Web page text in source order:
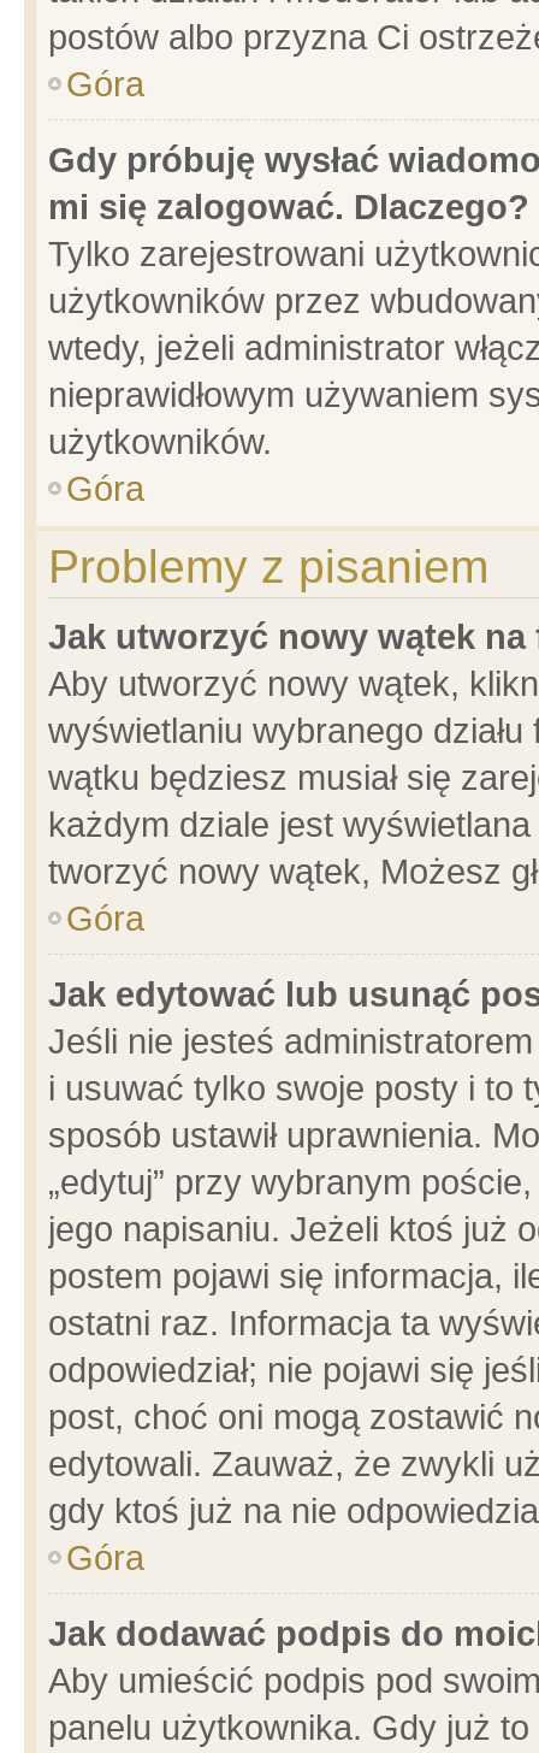
postów albo przyzna Ci
Góra
Gdy próbuję wysłać
mi się zalogować. Dlaczego?
Tylko zarejestrowani
użytkowników przez
wtedy, jeżeli administrator
nieprawidłowym używaniem
użytkowników.
Góra
Problemy z pisaniem
Jak utworzyć nowy wątek na
Aby utworzyć nowy wątek,
wyświetlaniu wybranego
wątku będziesz musiał się
każdym dziale jest
tworzyć nowy wątek, Możesz
Góra
Jak edytować lub usunąć
Jeśli nie jesteś
i usuwać tylko swoje posty i to
sposób ustawił uprawnienia.
„edytuj” przy wybranym
jego napisaniu. Jeżeli ktoś już
postem pojawi się informacja,
ostatni raz. Informacja ta
odpowiedział; nie pojawi się
post, choć oni mogą zostawić
edytowali. Zauważ, że zwykli
gdy ktoś już na nie
Góra
Jak dodawać podpis do
Aby umieścić podpis pod
panelu użytkownika. Gdy już